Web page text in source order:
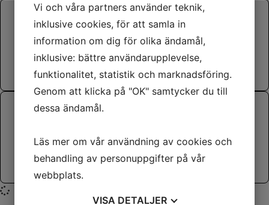
KALLAVFETTNING K1 205L
Vi och våra partners använder teknik,
inklusive cookies, för att samla in
information om dig för olika ändamål,
inklusive: bättre användarupplevelse,
funktionalitet, statistik och marknadsföring.
Genom att klicka på "OK" samtycker du till
dessa ändamål.
Läs mer om vår användning av cookies och
behandling av personuppgifter på vår
webbplats.
VISA DETALJER